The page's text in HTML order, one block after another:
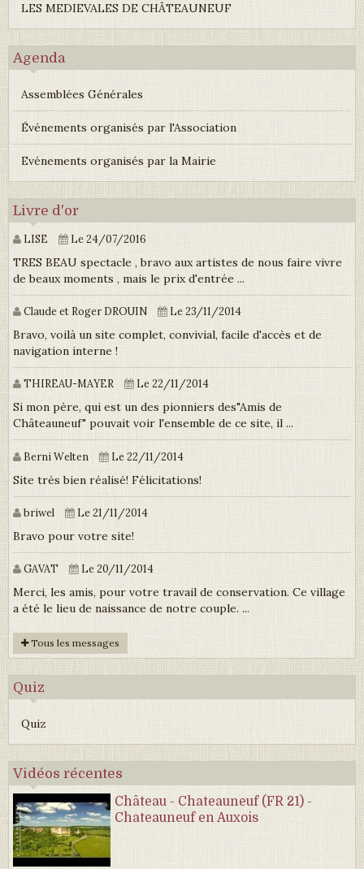
LES MEDIEVALES DE CHÂTEAUNEUF
Agenda
Assemblées Générales
Événements organisés par l'Association
Evénements organisés par la Mairie
Livre d'or
LISE Le 24/07/2016
TRES BEAU spectacle , bravo aux artistes de nous faire vivre
de beaux moments , mais le prix d'entrée ...
Claude et Roger DROUIN Le 23/11/2014
Bravo, voilà un site complet, convivial, facile d'accès et de
navigation interne !
THIREAU-MAYER Le 22/11/2014
Si mon père, qui est un des pionniers des"Amis de
Châteauneuf" pouvait voir l'ensemble de ce site, il ...
Berni Welten Le 22/11/2014
Site très bien réalisé! Félicitations!
briwel Le 21/11/2014
Bravo pour votre site!
GAVAT Le 20/11/2014
Merci, les amis, pour votre travail de conservation. Ce village
a été le lieu de naissance de notre couple. ...
Tous les messages
Quiz
Quiz
Vidéos récentes
Château - Chateauneuf (FR 21) -
Chateauneuf en Auxois